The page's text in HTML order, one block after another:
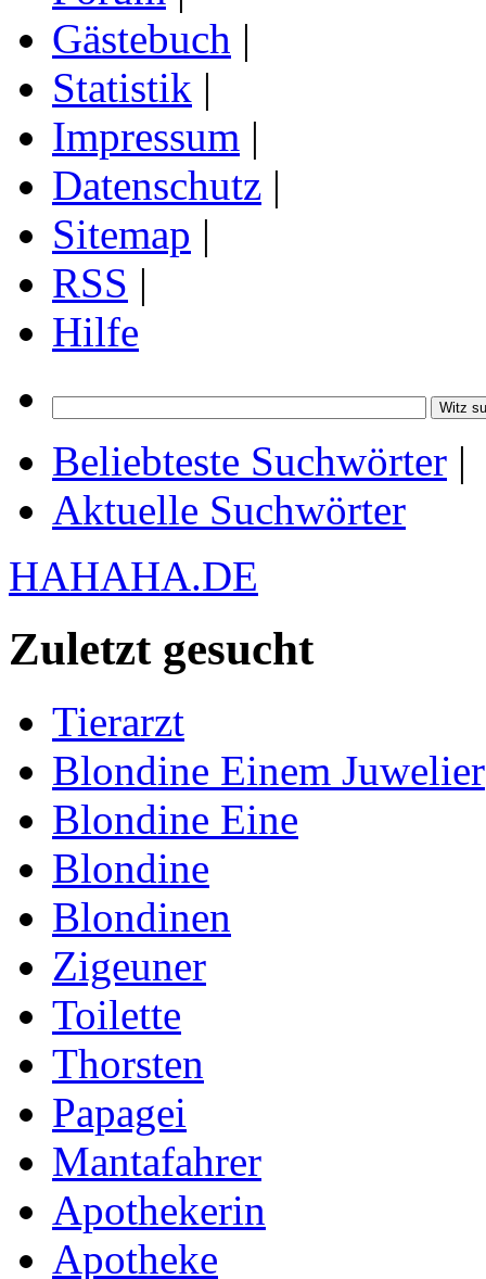
Gästebuch |
Statistik |
Impressum |
Datenschutz |
Sitemap |
RSS |
Hilfe
Beliebteste Suchwörter |
Aktuelle Suchwörter
HAHAHA.DE
Zuletzt gesucht
Tierarzt
Blondine Einem Juwelier
Blondine Eine
Blondine
Blondinen
Zigeuner
Toilette
Thorsten
Papagei
Mantafahrer
Apothekerin
Apotheke